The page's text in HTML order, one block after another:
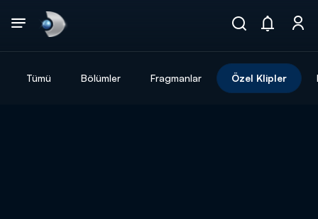
Tümü Bölümler Fragmanlar Özel Klipler